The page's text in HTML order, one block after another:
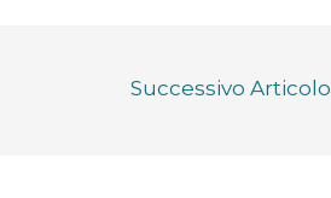
Successivo Articolo